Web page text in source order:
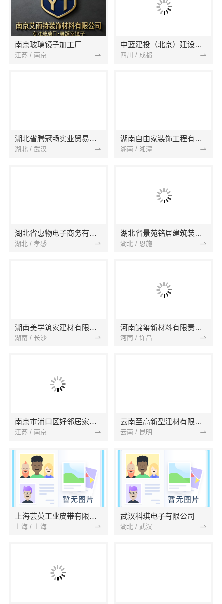
南京玻璃镜子加工厂
江苏 / 南京
中蓝建投（北京）建设有限公司四川第一分公司
四川 / 成都
湖北省腾冠畅实业贸易有限公司
湖北 / 武汉
湖南自由家装饰工程有限公司
湖南 / 湘潭
湖北省惠物电子商务有限公司
湖北 / 孝感
湖北省景苑铭居建筑装饰有限公司
湖北 / 恩施
湖南美学筑家建材有限公司
湖南 / 长沙
河南锦玺新材料有限责任公司
河南 / 许昌
南京市浦口区好邻居家政服务中心
江苏 / 南京
云南至高新型建材有限公司
云南 / 昆明
上海芸英工业皮带有限公司
上海 / 上海
武汉科琪电子有限公司
湖北 / 武汉